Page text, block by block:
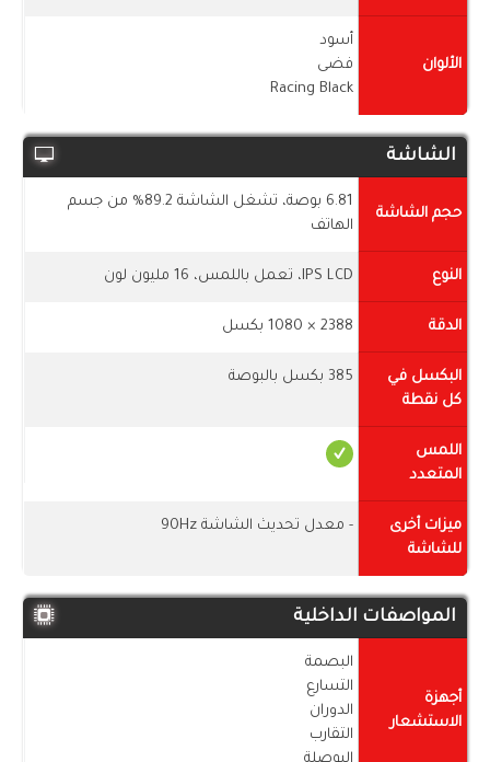
الألوان
أسود
فضى
Racing Black
الشاشة
حجم الشاشة
6.81 بوصة، تشغل الشاشة 89.2% من جسم
الهاتف
النوع IPS LCD، تعمل باللمس، 16 مليون لون
الدقة 2388 × 1080 بكسل
البكسل في
كل نقطة
385 بكسل بالبوصة
اللمس
المتعدد
ميزات أخرى
للشاشة
- معدل تحديث الشاشة 90Hz
المواصفات الداخلية
أجهزة
الاستشعار
البصمة
التسارع
الدوران
التقارب